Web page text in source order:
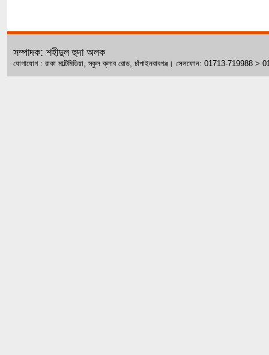
সম্পাদক: শহীদুল হুদা অলক
যোগাযোগ : রাকা মাল্টিমিডিয়া, স্কুল ক্লাব রোড, চাঁপাইনবাবগঞ্জ। সেলফোন: 01713-